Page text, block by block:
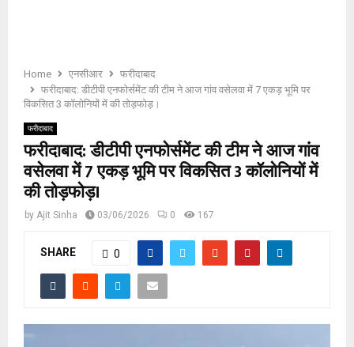
Home एनसीआर
फरीदाबाद
फरीदाबाद: डीटीपी एनफोर्समेंट की टीम ने आज गांव वसेलवा में 7 एकड़ भूमि पर
विकसित 3 कॉलोनियों में की तोड़फोड़।
फरीदाबाद
फरीदाबाद: डीटीपी एनफोर्समेंट की टीम ने आज गांव
वसेलवा में 7 एकड़ भूमि पर विकसित 3 कॉलोनियों में
की तोड़फोड़।
by Ajit Sinha 03/06/2026 0 167
SHARE 0